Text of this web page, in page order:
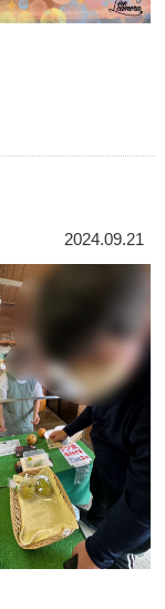
2024.09.21